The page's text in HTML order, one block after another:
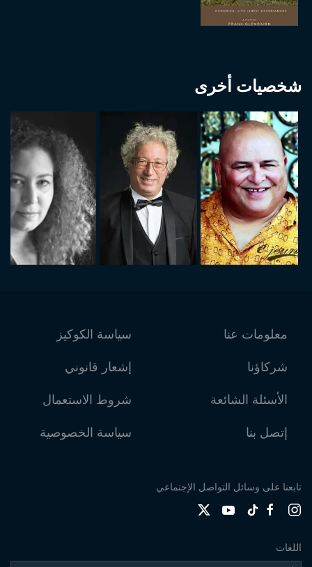
شخصيات أخرى
معلومات عنا
شركاؤنا
الأسئلة الشائعة
إتصل بنا
سياسة الكوكيز
إشعار قانوني
شروط الاستعمال
سياسة الخصوصية
تابعنا على وسائل التواصل الإجتماعي
اللغات